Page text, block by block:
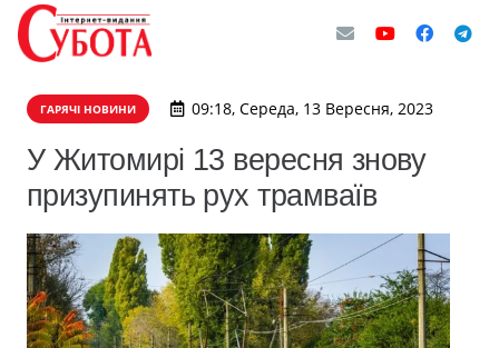
ГАРЯЧІ НОВИНИ 09:18, Середа, 13 Вересня, 2023
У Житомирі 13 вересня знову
призупинять рух трамваїв